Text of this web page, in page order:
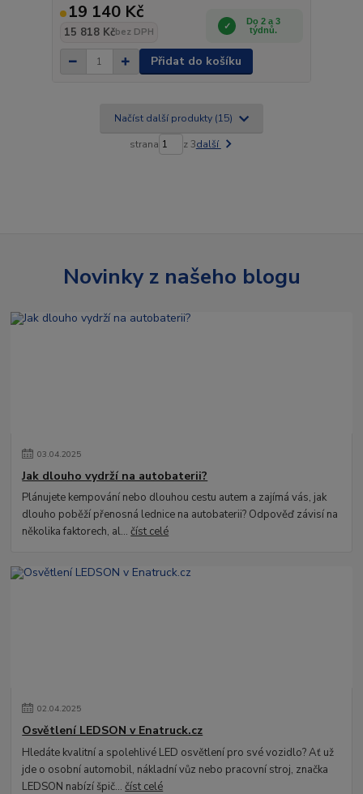
19 140 Kč
15 818 Kčbez DPH
Do 2 a 3
týdnů.
Přidat do košíku
Načíst další produkty (15)
strana z 3další
Novinky z našeho blogu
03.04.2025
Jak dlouho vydrží na autobaterii?
Plánujete kempování nebo dlouhou cestu autem a zajímá vás, jak
dlouho poběží přenosná lednice na autobaterii? Odpověď závisí na
několika faktorech, al...číst celé
02.04.2025
Osvětlení LEDSON v Enatruck.cz
Hledáte kvalitní a spolehlivé LED osvětlení pro své vozidlo? Ať už
jde o osobní automobil, nákladní vůz nebo pracovní stroj, značka
LEDSON nabízí špič...číst celé